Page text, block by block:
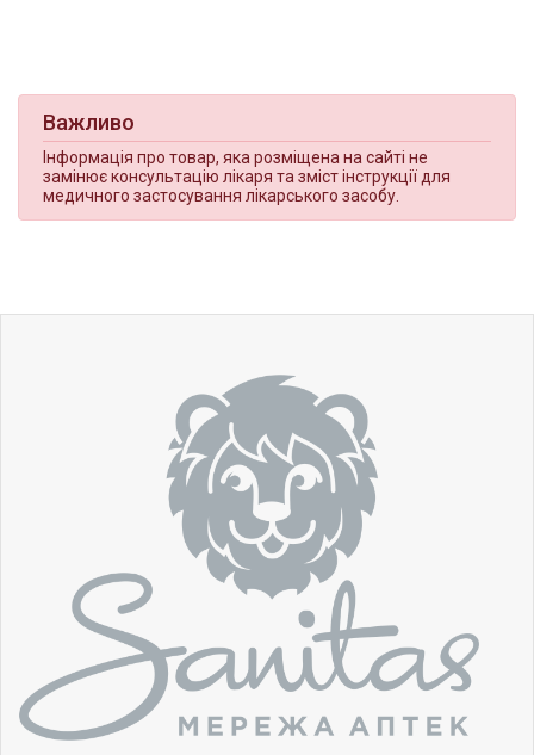
Важливо
Інформація про товар, яка розміщена на сайті не
замінює консультацію лікаря та зміст інструкції для
медичного застосування лікарського засобу.